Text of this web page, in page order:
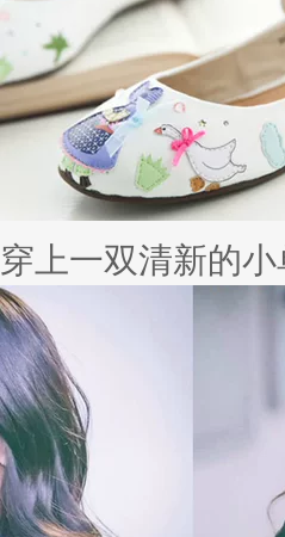
冬季绚烂，少不
若......